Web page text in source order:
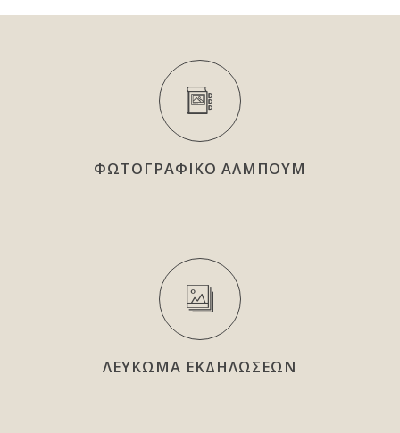
ΦΩΤΟΓΡΑΦΙΚΟ ΑΛΜΠΟΥΜ
ΛΕΥΚΩΜΑ ΕΚΔΗΛΩΣΕΩΝ